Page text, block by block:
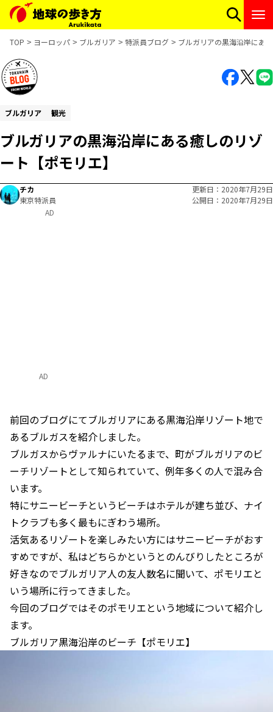
TOP ヨーロッパ ブルガリア 特派員ブログ ブルガリアの黒海沿岸にあ
ブルガリア 観光
ブルガリアの黒海沿岸にある癒しのリゾ
ート【ポモリエ】
チカ
東京特派員
更新日
2020年7月29日
公開日
2020年7月29日
AD
前回のブログにてブルガリアにある黒海沿岸リゾート地で
あるブルガスを紹介しました。
ブルガスからヴァルナにいたるまで、町がブルガリアのビ
ーチリゾートとして知られていて、例年多くの人で混み合
います。
特にサニービーチというビーチはホテルが建ち並び、ナイ
トクラブも多く最もにぎわう場所。
活気あるリゾートを楽しみたい方にはサニービーチがおす
すめですが、私はどちらかというとのんびりしたところが
好きなのでブルガリア人の友人数名に聞いて、ポモリエと
いう場所に行ってきました。
今回のブログではそのポモリエという地域について紹介し
ます。
ブルガリア黒海沿岸のビーチ【ポモリエ】
AD